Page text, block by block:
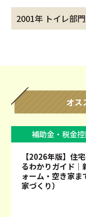
2001年 トイレ部
オス
補助金・税金
【2026年版】住
るわかりガイド｜
ォーム・空き家ま
家づくり）